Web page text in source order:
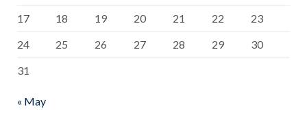
17 18 19 20 21 22
23
24
25 26 27 28 29
30
31
« May